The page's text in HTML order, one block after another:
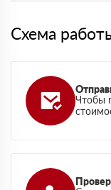
Схема
Чтобы